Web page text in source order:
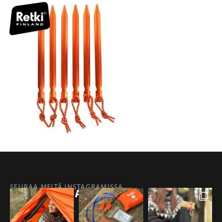
SEURAA MEITÄ INSTAGRAMISSA
@RETKIFINLAND